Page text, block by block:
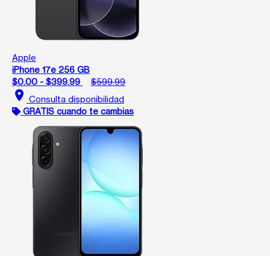
Apple
iPhone 17e 256 GB
$0.00 - $399.99
$599.99
location_on Consulta disponibilidad
GRATIS cuando te cambias